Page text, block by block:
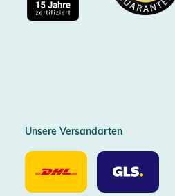
Unsere Versandarten
Unsere
Versandarten
DHL
Unsere
Versandarten
GLS